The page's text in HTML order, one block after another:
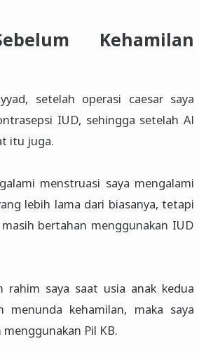
Kehamilan
setelah operasi caesar saya
IUD, sehingga setelah Al
itu juga.
menstruasi saya mengalami
lebih lama dari biasanya, tetapi
bertahan menggunakan IUD
rahim saya saat usia anak kedua
kehamilan, maka saya
Pil KB.